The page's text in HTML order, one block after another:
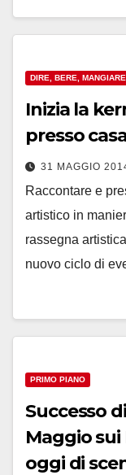
DIRE, BERE, MANGIARE
Inizia la
presso
31 MAGGIO
Raccontare e
artistico in
rassegna
nuovo ciclo di
PRIMO PIANO
Successo
Maggio sui
oggi di